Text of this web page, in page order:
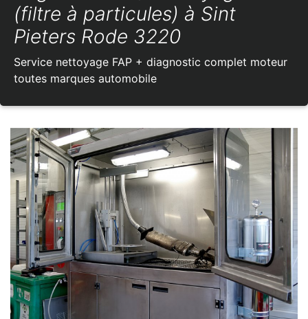
(filtre à particules) à Sint
Pieters Rode 3220
Service nettoyage FAP + diagnostic complet moteur
toutes marques automobile